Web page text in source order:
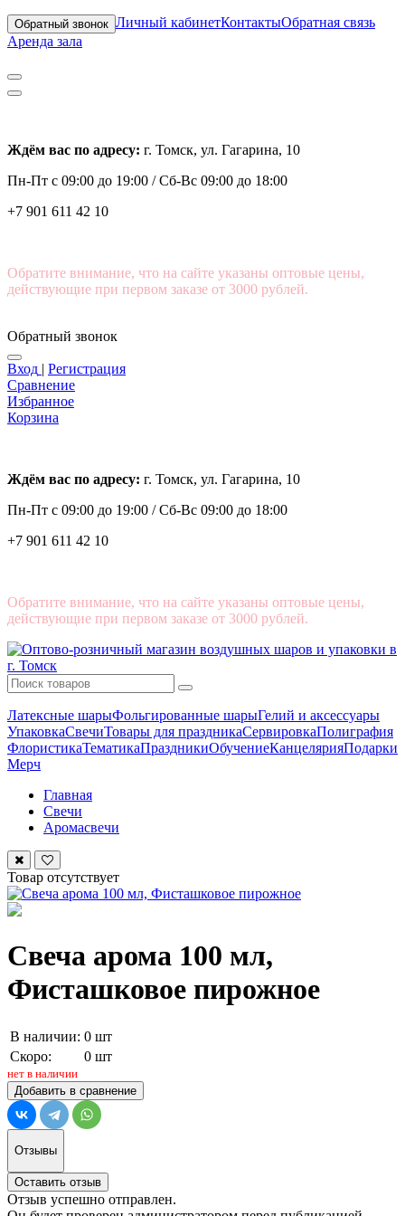
Обратный звонок Личный кабинетКонтактыОбратная связь
Аренда зала
Ждём вас по адресу: г. Томск, ул. Гагарина, 10
Пн-Пт с 09:00 до 19:00 /Сб-Вс 09:00 до 18:00
+7 901 611 42 10
Обратите внимание, что на сайте указаны оптовые цены,
действующие при первом заказе от 3000 рублей.
Обратный звонок
Вход | Регистрация
Сравнение
Избранное
Корзина
Ждём вас по адресу: г. Томск, ул. Гагарина, 10
Пн-Пт с 09:00 до 19:00 /Сб-Вс 09:00 до 18:00
+7 901 611 42 10
Обратите внимание, что на сайте указаны оптовые цены,
действующие при первом заказе от 3000 рублей.
Латексные шарыФольгированные шарыГелий и аксессуары
УпаковкаСвечиТовары для праздникаСервировкаПолиграфия
ФлористикаТематикаПраздникиОбучениеКанцелярияПодарки
Мерч
Главная
Свечи
Аромасвечи
Товар отсутствует
Свеча арома 100 мл,
Фисташковое пирожное
В наличии: 0 шт
Скоро:
0 шт
нет в наличии
Добавить в сравнение
Отзывы
Оставить отзыв
Отзыв успешно отправлен.